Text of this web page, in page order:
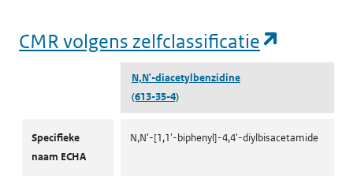
CMR volgens zelfclassificatie
N,N'-diacetylbenzidine
(613-35-4)
Specifieke
naam ECHA
N,N'-[1,1'-biphenyl]-4,4'-diylbisacetamide